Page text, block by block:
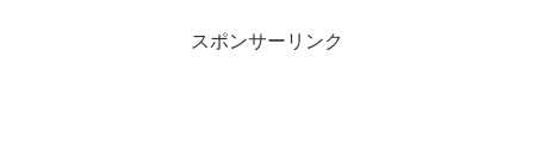
スポンサーリンク